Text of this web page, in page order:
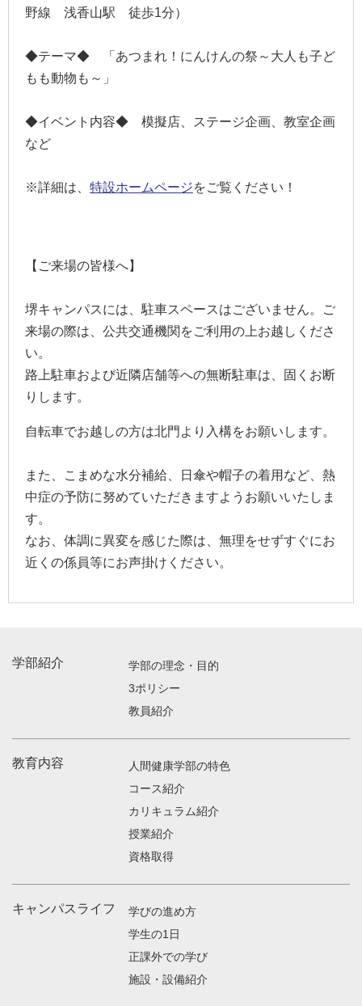
野線 浅香山駅 徒歩1分）
◆テーマ◆ 「あつまれ！にんけんの祭～大人も子ど
もも動物も～」
◆イベント内容◆ 模擬店、ステージ企画、教室企画
など
※詳細は、 特設ホームページをご覧ください！
【ご来場の皆様へ】
堺キャンパスには、駐車スペースはございません。ご
来場の際は、公共交通機関をご利用の上お越しくださ
い。
路上駐車および近隣店舗等への無断駐車は、固くお断
りします。
自転車でお越しの方は北門より入構をお願いします。
また、こまめな水分補給、日傘や帽子の着用など、熱
中症の予防に努めていただきますようお願いいたしま
す。
なお、体調に異変を感じた際は、無理をせずすぐにお
近くの係員等にお声掛けください。
学部紹介
学部の理念・目的
3ポリシー
教員紹介
教育内容
人間健康学部の特色
コース紹介
カリキュラム紹介
授業紹介
資格取得
キャンパスライフ
学びの進め方
学生の1日
正課外での学び
施設・設備紹介